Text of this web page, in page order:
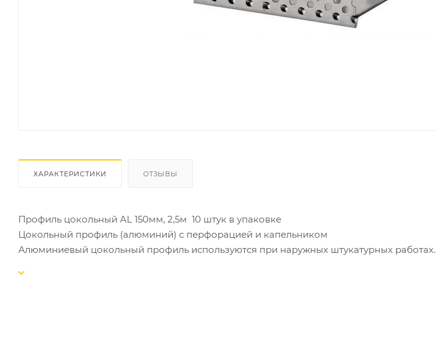
ХАРАКТЕРИСТИКИ ОТЗЫВЫ
Профиль цокольный AL 150мм, 2,5м 10 штук в упаковке
Цокольный профиль (алюминий) с перфорацией и капельником
Алюминиевый цокольный профиль используются при наружных штукатурных работах.